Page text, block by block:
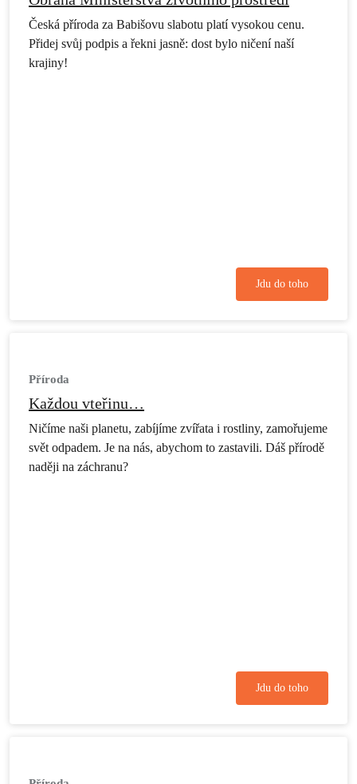
Česká příroda za Babišovu slabotu platí vysokou cenu.
Přidej svůj podpis a řekni jasně: dost bylo ničení naší
krajiny!
Jdu do toho
Příroda
Každou vteřinu…
Ničíme naši planetu, zabíjíme zvířata i rostliny, zamořujeme
svět odpadem. Je na nás, abychom to zastavili. Dáš přírodě
naději na záchranu?
Jdu do toho